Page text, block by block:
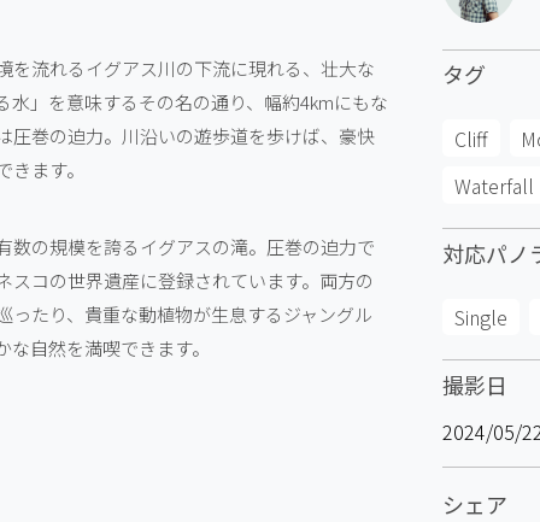
流れるイグアス川の下流に現れる、壮大な
」を意味するその名の通り、幅約4kmにもな
巻の迫力。川沿いの遊歩道を歩けば、豪快
ます。
の規模を誇るイグアスの滝。圧巻の迫力で
コの世界遺産に登録されています。両方の
たり、貴重な動植物が生息するジャングル
自然を満喫できます。
タグ
Cliff
Waterfall
対応パノ
Single
撮影日
2024/05/
シェア